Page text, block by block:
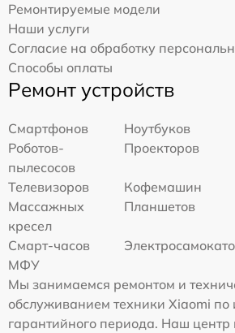
Ремонтируемые модели
Наши услуги
Согласие на обработку
Способы оплаты
Ремонт устройств
Смартфонов
Ноутбуков
Роботов-
пылесосов
Проекторов
Телевизоров
Кофемашин
Массажных
кресел
Планшетов
Смарт-часов
МФУ
Мы занимаемся ремонтом и
обслуживанием техники Xiaomi по
гарантийного периода. Наш центр